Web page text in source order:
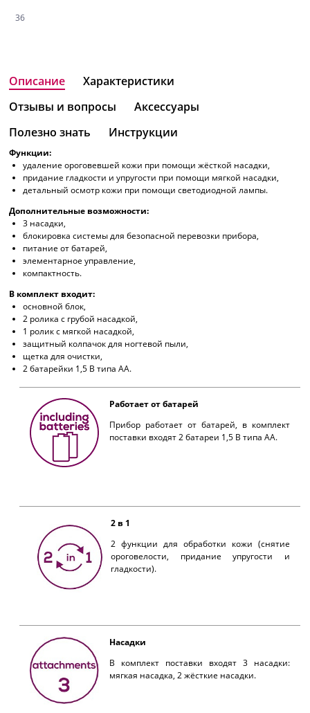
36
Описание
Характеристики
Отзывы и вопросы
Аксессуары
Полезно знать
Инструкции
Функции:
удаление ороговевшей кожи при помощи жёсткой насадки,
придание гладкости и упругости при помощи мягкой насадки,
детальный осмотр кожи при помощи светодиодной лампы.
Дополнительные возможности:
3 насадки,
блокировка системы для безопасной перевозки прибора,
питание от батарей,
элементарное управление,
компактность.
В комплект входит:
основной блок,
2 ролика с грубой насадкой,
1 ролик с мягкой насадкой,
защитный колпачок для ногтевой пыли,
щетка для очистки,
2 батарейки 1,5 В типа AA.
Работает от батарей
Прибор работает от батарей, в комплект
поставки входят 2 батареи 1,5 В типа АА.
2 в 1
2 функции для обработки кожи (снятие
ороговелости, придание упругости и
гладкости).
Насадки
В комплект поставки входят 3 насадки:
мягкая насадка, 2 жёсткие насадки.